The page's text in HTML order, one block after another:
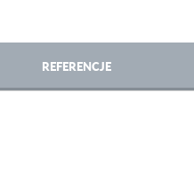
REFERENCJE